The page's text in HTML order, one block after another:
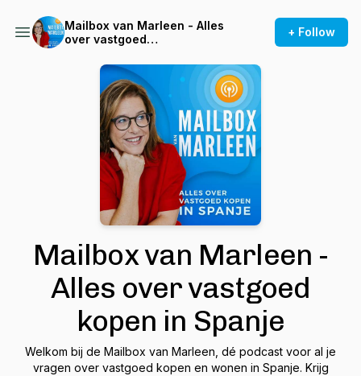
Mailbox van Marleen - Alles
over vastgoed
+ Follow
Mailbox van Marleen -
Alles over vastgoed
kopen in Spanje
Welkom bij de Mailbox van Marleen, dé podcast voor al je
vragen over vastgoed kopen en wonen in Spanje. Krijg